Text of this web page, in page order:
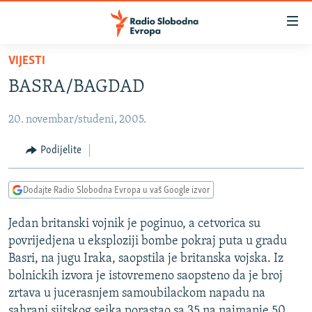
Pređite
glavni
Pređite
Pređite
pretragu
SRBIJA
KOSOVO
VIZUELNO
VIDEO
FOTOGALERIJE
INFOGRAFIKE
PODCASTI
RAT U UKRAJINI
KINA NA BALKANU
RSE PRIČE IZ SVIJETA
VIJESTI
BASRA/BAGDAD
20. novembar/studeni, 2005.
Podijelite
Dodajte Radio Slobodna Evropa u vaš Google izvor
Jedan britanski vojnik je poginuo, a cetvorica su
povrijedjena u eksploziji bombe pokraj puta u gradu
Basri, na jugu Iraka, saopstila je britanska vojska. Iz
bolnickih izvora je istovremeno saopsteno da je broj
zrtava u jucerasnjem samoubilackom napadu na